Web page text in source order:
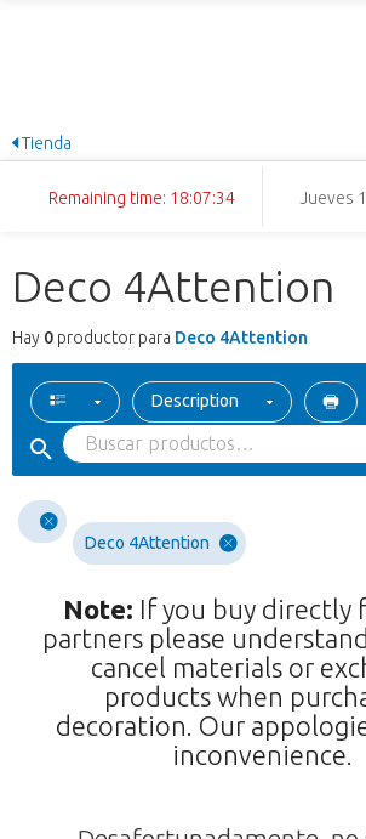
Tienda
Remaining time: 18:07:34 Jueves
Deco 4Attention
Hay 0 productor para Deco 4Attention
Description
Deco 4Attention
Note: If you buy directly
partners please
cancel materials or
products when
decoration. Our
inconvenience.